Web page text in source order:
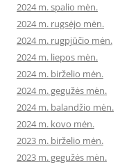
2024 m. spalio mėn.
2024 m. rugsėjo mėn.
2024 m. rugpjūčio mėn.
2024 m. liepos mėn.
2024 m. birželio mėn.
2024 m. gegužės mėn.
2024 m. balandžio mėn.
2024 m. kovo mėn.
2023 m. birželio mėn.
2023 m. gegužės mėn.